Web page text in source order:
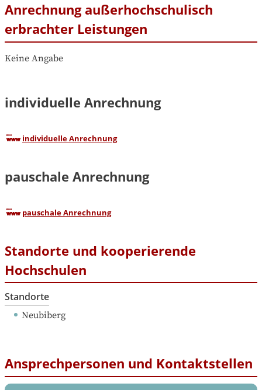
Anrechnung außerhochschulisch
erbrachter Leistungen
Keine Angabe
individuelle Anrechnung
individuelle Anrechnung
pauschale Anrechnung
pauschale Anrechnung
Standorte und kooperierende
Hochschulen
Standorte
Neubiberg
Ansprechpersonen und Kontaktstellen